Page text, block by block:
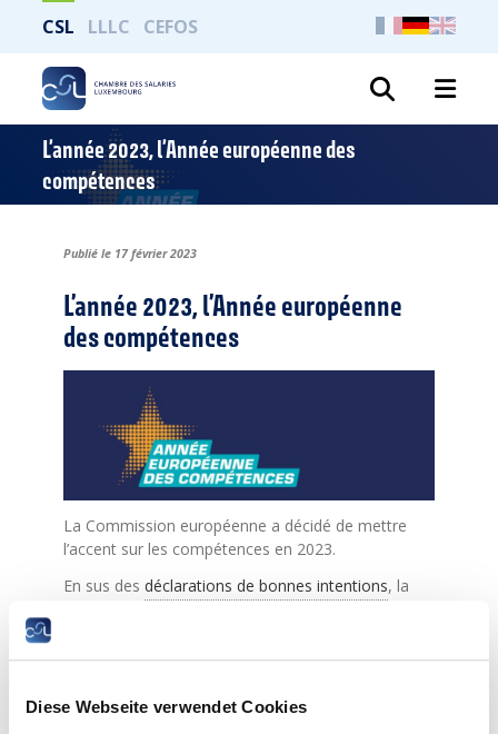
Diese Webseite verwendet Cookies
CSL LLLC CEFOS
L’année 2023, l’Année européenne des
compétences
Publié le 17 février 2023
L’année 2023, l’Année européenne
des compétences
La Commission européenne a décidé de mettre
l’accent sur les compétences en 2023.
En sus des déclarations de bonnes intentions, la
conditions de travail et faciliter l’accès aux
L’anticipation des besoins en compétences sera